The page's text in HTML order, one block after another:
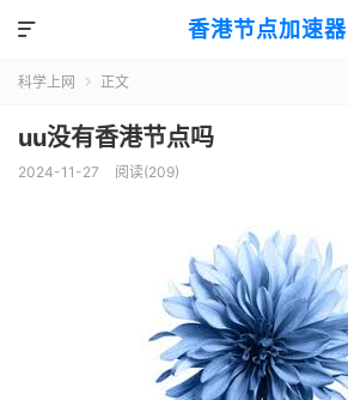
香港节点加速器

科学上网  正文
uu没有香港节点吗
2024-11-27 阅读(209)